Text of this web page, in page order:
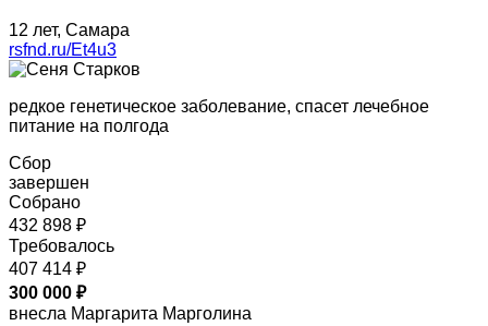
12 лет, Самара
rsfnd.ru/Et4u3
редкое генетическое заболевание, спасет лечебное
питание на полгода
Сбор
завершен
Собрано
432 898 ₽
Требовалось
407 414 ₽
300 000 ₽
внесла Маргарита Марголина